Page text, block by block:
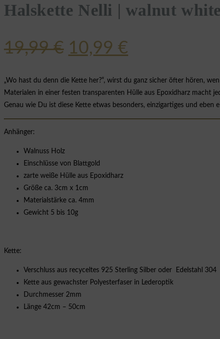
Halskette Nelli | walnut
19,99€ Ursprünglicher
war:
19,99 €
10,99 €
ist:
10,99 €.
„Wo hast du denn die Kette her?“, wirst du ganz sicher öfter hören,
Materialen in einer festen transparenten Hülle aus Epoxidharz macht
Genau wie Du ist diese Kette etwas besonders, einzigartiges und eben
Anhänger:
Walnuss Holz
Einschlüsse von Blattgold
zarte weiße Hülle aus Epoxidharz
Größe ca. 3cm x 1cm
Materialstärke ca. 4mm
Gewicht 5 bis 10g
Kette:
Verschluss aus recyceltes 925 Sterling Silber oder Edelstahl 304
Kette aus gewachster Polyesterfaser in Lederoptik
Durchmesser 2mm
Länge 42cm – 50cm